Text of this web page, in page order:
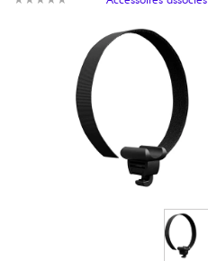
Amplis & Effets
Claviers & Pianos
Synthés & Sampleurs
Home Studio